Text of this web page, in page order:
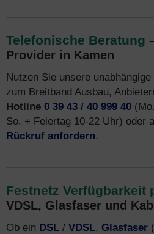
Telefonische Beratung
Provider in Kamen
Nutzen Sie unsere
zum Breitband Ausbau,
Hotline 0 39 43 / 40 999 40
So. + Feiertag 10-22 Uhr) oder
Rückruf anfordern.
Festnetz Verfügbarkeit
VDSL, Glasfaser und
Ob ein DSL / VDSL, Glasfaser